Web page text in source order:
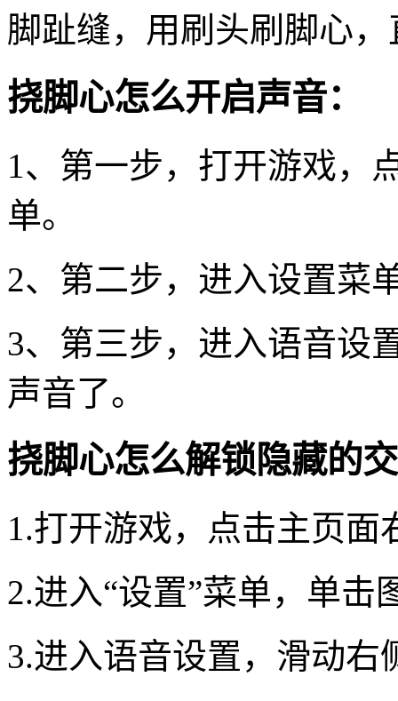
脚趾缝，用刷头刷脚心
挠脚心怎么开启声音：
1、第一步，打开游戏，
单。
2、第二步，进入设置菜
3、第三步，进入语音设
声音了。
挠脚心怎么解锁隐藏的
1.打开游戏，点击主页
2.进入“设置”菜单，单击
3.进入语音设置，滑动右